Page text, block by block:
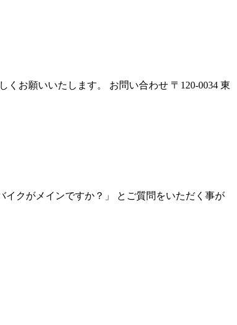
お願いいたします。 お問い合わせ 〒120-0034 東
クがメインですか？」 とご質問をいただく事が